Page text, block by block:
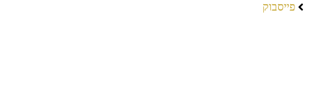
פייסבוק